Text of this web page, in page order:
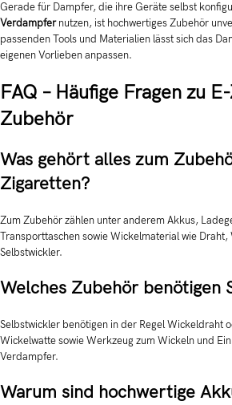
Gerade für Dampfer, die ihre Geräte selbst
Verdampfernutzen, ist hochwertiges Zubehör
passenden Tools und Materialien lässt sich das
eigenen Vorlieben anpassen.
FAQ – Häufige Fragen zu
Zubehör
Was gehört alles zum
Zigaretten?
Zum Zubehör zählen unter anderem Akkus,
Transporttaschen sowie Wickelmaterial wie
Selbstwickler.
Welches Zubehör benötigen
Selbstwickler benötigen in der Regel Wickeldraht
Wickelwatte sowie Werkzeug zum Wickeln und
Verdampfer.
Warum sind hochwertige